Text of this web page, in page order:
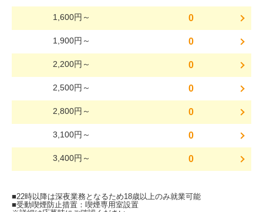
1,600円～ 0
1,900円～ 0
2,200円～ 0
2,500円～ 0
2,800円～ 0
3,100円～ 0
3,400円～ 0